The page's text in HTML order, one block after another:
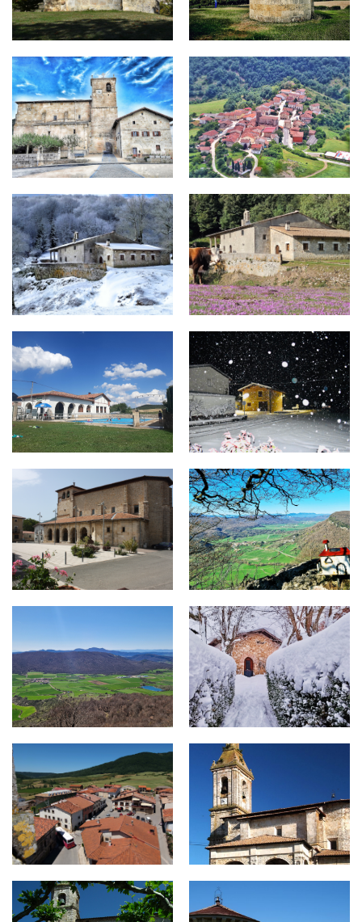
KONTRASTA.jpg KONTRASTA 2.jpg
SANTA TEODOSIA.jpg SANTA TEODOSIA 2.JPG
PISCINAS ULLIBARRI-ARANA.jpgULLIBARRI-ARANA 2.jpg
ULLIBARRI-ARANA.jpg VALLE DE ARANA 2.jpg
VIRGEN DE URALDE (SAN
sv4.jpg sv1-689x1030.jpg
alda4.jpg ul7-900x430.jpg